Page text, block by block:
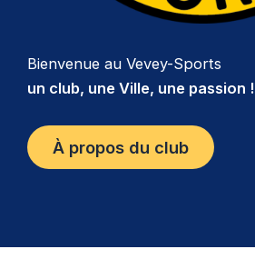
Bienvenue au Vevey-Sports
un club, une Ville, une passion !
À propos du club